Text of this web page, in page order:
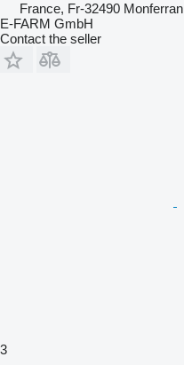
France, Fr-32490 Monferran
E-FARM GmbH
Contact the seller
3